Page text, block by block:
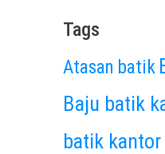
Tags
Atasan batik
Baju batik
batik